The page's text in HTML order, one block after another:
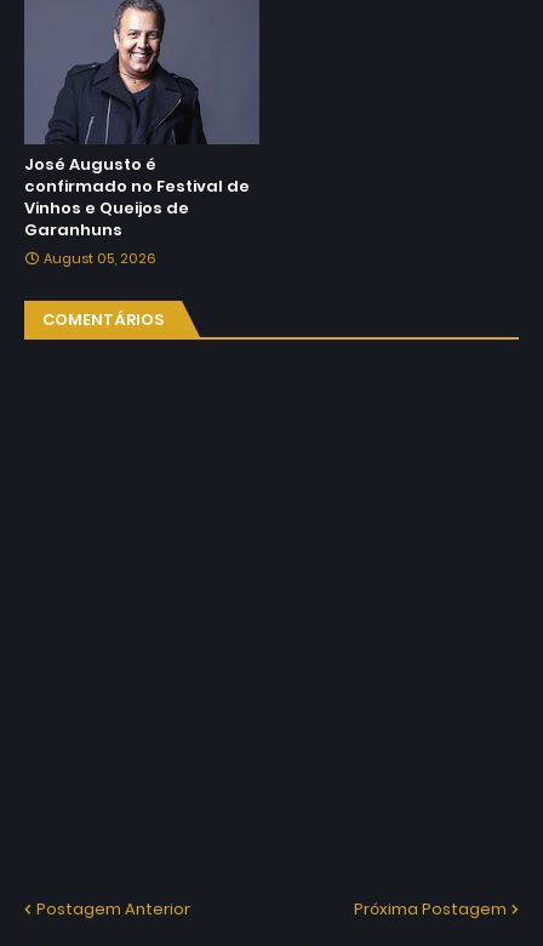
José Augusto é
confirmado no Festival de
Vinhos e Queijos de
Garanhuns
August 05, 2026
COMENTÁRIOS
Postagem Anterior Próxima Postagem